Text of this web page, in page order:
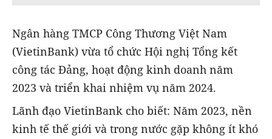
Ngân hàng TMCP Công Thương Việt Nam
(VietinBank) vừa tổ chức Hội nghị Tổng kết
công tác Đảng, hoạt động kinh doanh năm
2023 và triển khai nhiệm vụ năm 2024.
Lãnh đạo VietinBank cho biết: Năm 2023, nền
kinh tế thế giới và trong nước gặp không ít khó